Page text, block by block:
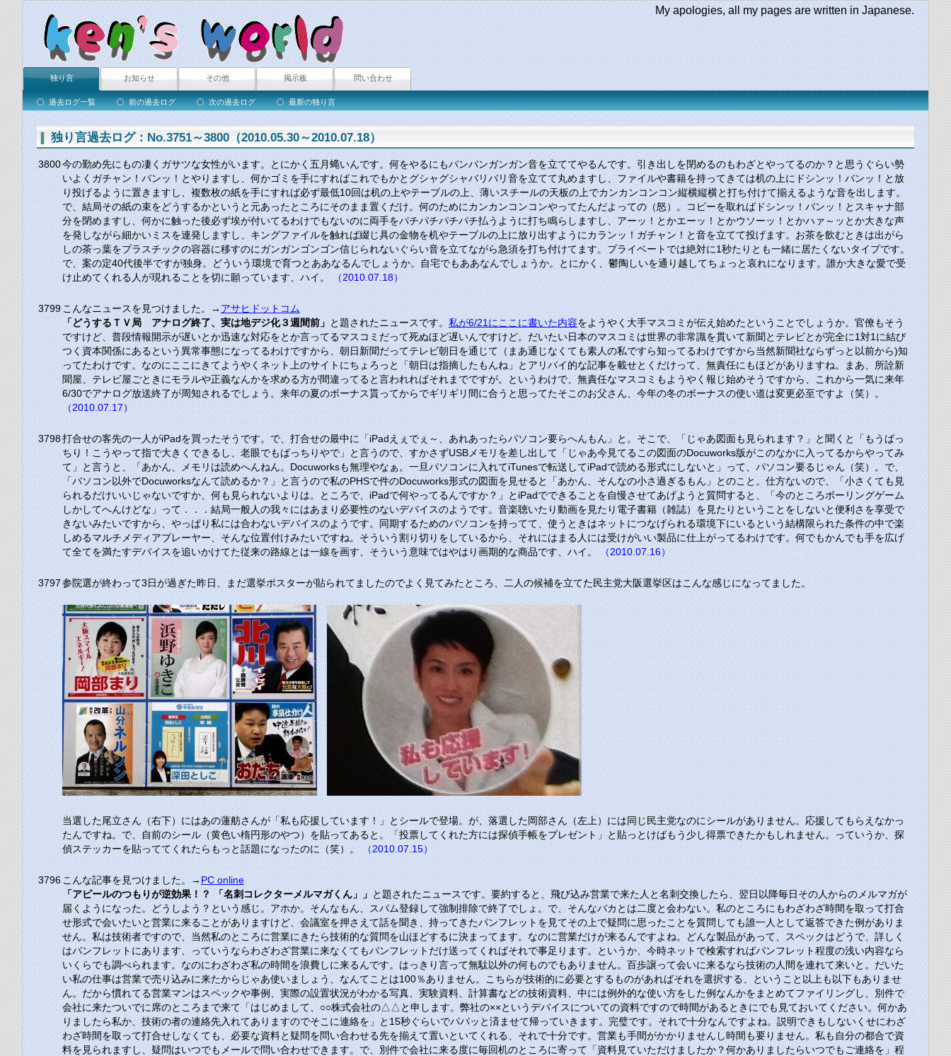
My apologies, all my pages are written in Japanese.
独り言 お知らせ その他 掲示板 問い合わせ
過去ログ一覧 前の過去ログ 次の過去ログ 最新の独り言
独り言過去ログ：No.3751～3800（2010.05.30～2010.07.18）
3800今の勤め先にもの凄くガサツな女性がいます。とにかく五月蝿いんです。何をやるにもバンバンガンガン音を立ててやるんです。引き出しを閉めるのもわざとやってるのか？と思うぐらい勢
いよくガチャン！バンッ！とやりますし、何かゴミを手にすればこれでもかとグシャグシャバリバリ音を立てて丸めますし、ファイルや書籍を持ってきては机の上にドシンッ！バンッ！と放
り投げるように置きますし、複数枚の紙を手にすれば必ず最低10回は机の上やテーブルの上、薄いスチールの天板の上でカンカンコンコン縦横縦横と打ち付けて揃えるような音を出します。
で、結局その紙の束をどうするかというと元あったところにそのまま置くだけ。何のためにカンカンコンコンやってたんだよっての（怒）。コピーを取ればドシンッ！バンッ！とスキャナ部
分を閉めますし、何かに触った後必ず埃が付いてるわけでもないのに両手をパチパチパチパチ払うように打ち鳴らしますし、アーッ！とかエーッ！とかウソーッ！とかハァ～ッとか大きな声
を発しながら細かいミスを連発しますし、キングファイルを触れば綴じ具の金物を机やテーブルの上に放り出すようにカランッ！ガチャン！と音を立てて投げます。お茶を飲むときは出がら
しの茶っ葉をプラスチックの容器に移すのにガンガンゴンゴン信じられないぐらい音を立てながら急須を打ち付けてます。プライベートでは絶対に1秒たりとも一緒に居たくないタイプです。
で、案の定40代後半ですが独身。どういう環境で育つとああなるんでしょうか。自宅でもああなんでしょうか。とにかく、鬱陶しいを通り越してちょっと哀れになります。誰か大きな愛で受
け止めてくれる人が現れることを切に願っています、ハイ。（2010.07.18）
3799こんなニュースを見つけました。→アサヒドットコム
「どうするＴＶ局 アナログ終了、実は地デジ化３週間前」と題されたニュースです。私が6/21にここに書いた内容をようやく大手マスコミが伝え始めたということでしょうか。官僚もそう
ですけど、普段情報開示が遅いとか迅速な対応をとか言ってるマスコミだって死ぬほど遅いんですけど。だいたい日本のマスコミは世界の非常識を貫いて新聞とテレビとが完全に1対1に結び
つく資本関係にあるという異常事態になってるわけですから、朝日新聞だってテレビ朝日を通じて（まあ通じなくても素人の私ですら知ってるわけですから当然新聞社ならずっと以前から)知
ってたわけです。なのにここにきてようやくネット上のサイトにちょろっと「朝日は指摘したもんね」とアリバイ的な記事を載せとくだけって、無責任にもほどがありますね。まあ、所詮新
聞屋、テレビ屋ごときにモラルや正義なんかを求める方が間違ってると言われればそれまでですが。というわけで、無責任なマスコミもようやく報じ始めそうですから、これから一気に来年
6/30でアナログ放送終了が周知されるでしょう。来年の夏のボーナス貰ってからでギリギリ間に合うと思ってたそこのお父さん、今年の冬のボーナスの使い道は変更必至ですよ（笑）。
（2010.07.17）
3798打合せの客先の一人がiPadを買ったそうです。で、打合せの最中に「iPadえぇでぇ～、あれあったらパソコン要らへんもん」と。そこで、「じゃあ図面も見られます？」と聞くと「もうばっ
ちり！こうやって指で大きくできるし、老眼でもばっちりやで」と言うので、すかさずUSBメモリを差し出して「じゃあ今見てるこの図面のDocuworks版がこのなかに入ってるからやってみ
て」と言うと、「あかん、メモリは読めへんねん。Docuworksも無理やなぁ。一旦パソコンに入れてiTunesで転送してiPadで読める形式にしないと」って、パソコン要るじゃん（笑）。で、
「パソコン以外でDocuworksなんて読めるか？」と言うので私のPHSで件のDocuworks形式の図面を見せると「あかん、そんなの小さ過ぎるもん」とのこと。仕方ないので、「小さくても見
られるだけいいじゃないですか、何も見られないよりは。ところで、iPadで何やってるんですか？」とiPadでできることを自慢させてあげようと質問すると、「今のところボーリングゲーム
しかしてへんけどな」って．．．結局一般人の我々にはあまり必要性のないデバイスのようです。音楽聴いたり動画を見たり電子書籍（雑誌）を見たりということをしないと便利さを享受で
きないみたいですから、やっぱり私には合わないデバイスのようです。同期するためのパソコンを持ってて、使うときはネットにつなげられる環境下にいるという結構限られた条件の中で楽
しめるマルチメディアプレーヤー、そんな位置付けみたいですね。そういう割り切りをしているから、それにはまる人には受けがいい製品に仕上がってるわけです。何でもかんでも手を広げ
て全てを満たすデバイスを追いかけてた従来の路線とは一線を画す、そういう意味ではやはり画期的な商品です、ハイ。（2010.07.16）
3797参院選が終わって3日が過ぎた昨日、まだ選挙ポスターが貼られてましたのでよく見てみたところ、二人の候補を立てた民主党大阪選挙区はこんな感じになってました。
当選した尾立さん（右下）にはあの蓮舫さんが「私も応援しています！」とシールで登場。が、落選した岡部さん（左上）には同じ民主党なのにシールがありません。応援してもらえなかっ
たんですね。で、自前のシール（黄色い楕円形のやつ）を貼ってあると。「投票してくれた方には探偵手帳をプレゼント」と貼っとけばもう少し得票できたかもしれません。っていうか、探
偵ステッカーを貼っててくれたらもっと話題になったのに（笑）。（2010.07.15）
3796 こんな記事を見つけました。→PC online
「アピールのつもりが逆効果！？ 「名刺コレクターメルマガくん」」と題されたニュースです。要約すると、飛び込み営業で来た人と名刺交換したら、翌日以降毎日その人からのメルマガが
届くようになった。どうしよう？という感じ。アホか。そんなもん、スパム登録して強制排除で終了でしょ。で、そんなバカとは二度と会わない。私のところにもわざわざ時間を取って打合
せ形式で会いたいと営業に来ることがありますけど、会議室を押さえて話を聞き、持ってきたパンフレットを見てその上で疑問に思ったことを質問しても誰一人として返答できた例がありま
せん。私は技術者ですので、当然私のところに営業にきたら技術的な質問を山ほどするに決まってます。なのに営業だけが来るんですよね。どんな製品があって、スペックはどうで、詳しく
はパンフレットにあります、っていうならわざわざ営業に来なくてもパンフレットだけ送ってくればそれで事足ります。というか、今時ネットで検索すればパンフレット程度の浅い内容なら
いくらでも調べられます。なのにわざわざ私の時間を浪費しに来るんです。はっきり言って無駄以外の何ものでもありません。百歩譲って会いに来るなら技術の人間を連れて来いと。だいた
い私の仕事は営業で売り込みに来たからじゃあ使いましょう、なんてことは100％ありません。こちらが技術的に必要とするものがあればそれを選択する、ということ以上も以下もありませ
ん。だから慣れてる営業マンはスペックや事例、実際の設置状況がわかる写真、実験資料、計算書などの技術資料、中には例外的な使い方をした例なんかをまとめてファイリングし、別件で
会社に来たついでに席のところまで来て「はじめまして、○○株式会社の△△と申します。弊社の××というデバイスについての資料ですので時間があるときにでも見ておいてください。何かあ
りましたら私か、技術の者の連絡先入れてありますのでそこに連絡を」と15秒ぐらいでパパッと済ませて帰っていきます。完璧です。それで十分なんですよね。説明できもしないくせにわざ
わざ時間を取って打合せしなくても、必要な資料と疑問を問い合わせる先を揃えて置いといてくれる、それで十分です。営業も手間がかかりませんし時間も要りません。私も自分の都合で資
料を見られますし、疑問はいつでもメールで問い合わせできます。で、別件で会社に来る度に毎回机のところに寄って「資料見ていただけましたか？何かありましたらいつでもご連絡を」程